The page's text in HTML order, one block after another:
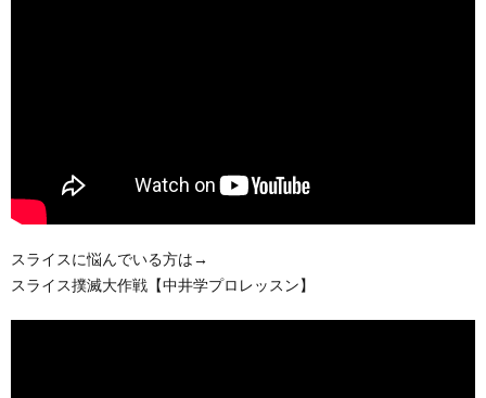
スライスに悩んでいる方は→
スライス撲滅大作戦【中井学プロレッスン】